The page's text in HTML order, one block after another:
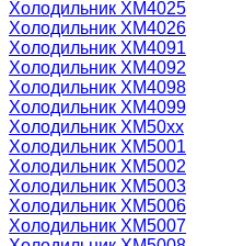
Холодильник ХМ4025
Холодильник ХМ4026
Холодильник ХМ4091
Холодильник ХМ4092
Холодильник ХМ4098
Холодильник ХМ4099
Холодильник ХМ50xx
Холодильник ХМ5001
Холодильник ХМ5002
Холодильник ХМ5003
Холодильник ХМ5006
Холодильник ХМ5007